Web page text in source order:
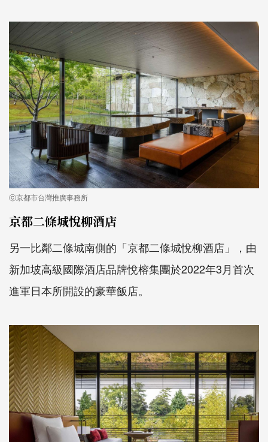
ⓒ京都市台灣推廣事務所
京都二條城悅柳酒店
另一比鄰二條城南側的「京都二條城悅柳酒店」，由
新加坡高級國際酒店品牌悅榕集團於2022年3月首次
進軍日本所開設的豪華飯店。